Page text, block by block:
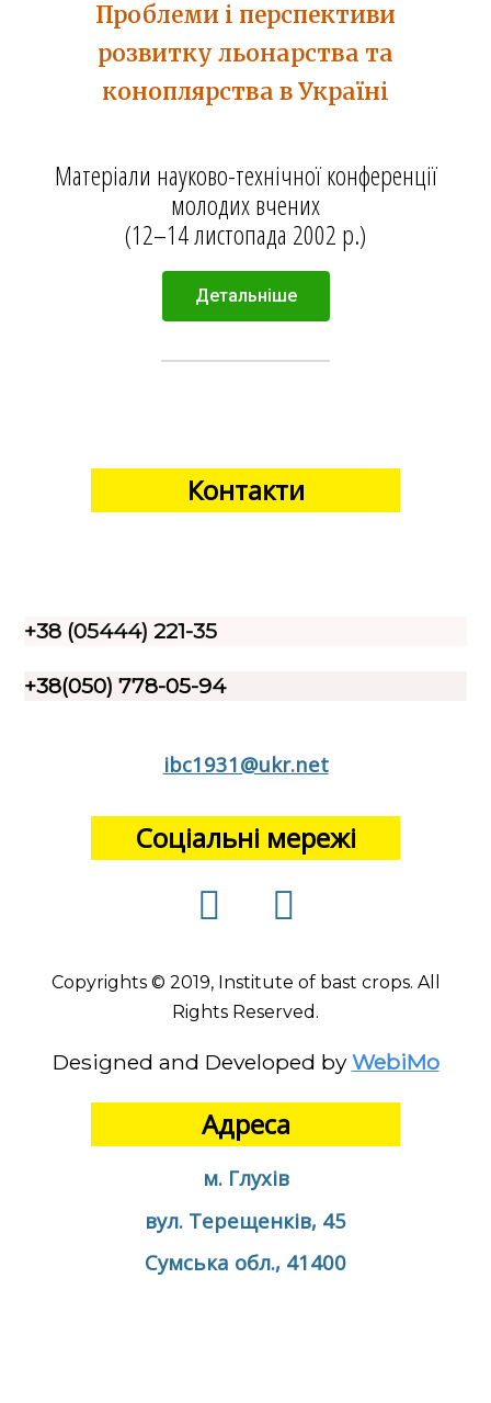
Проблеми і перспективи
розвитку льонарства та
коноплярства в Україні
Матеріали науково-технічної конференції
молодих вчених
(12–14 листопада 2002 р.)
Детальніше
Контакти
+38 (05444) 221-35
+38(050) 778-05-94
ibc1931@ukr.net
Соціальні мережі
Copyrights © 2019, Institute of bast crops. All
Rights Reserved.
Designed and Developed by WebiMo
Адреса
м. Глухів
вул. Терещенків, 45
Сумська обл., 41400